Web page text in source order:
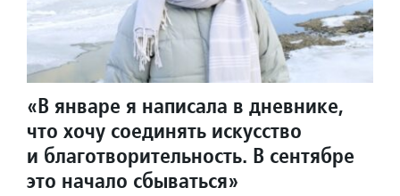
«В январе я написала в дневнике,
что хочу соединять искусство
и благотворительность. В сентябре
это начало сбываться»